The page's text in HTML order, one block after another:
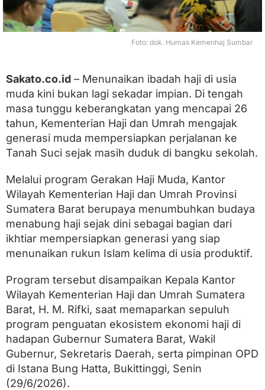
a
p
i
A
e
n
H
a
j
i
2
T
a
h
u
n
,
A
a
S
i
s
w
a
a
b
u
n
Foto: dok. Humas Kemenhaj Sumbar
Sakato.co.id – Menunaikan ibadah haji di usia
muda kini bukan lagi sekadar impian. Di tengah
masa tunggu keberangkatan yang mencapai 26
tahun, Kementerian Haji dan Umrah mengajak
generasi muda mempersiapkan perjalanan ke
Tanah Suci sejak masih duduk di bangku sekolah.
Melalui program Gerakan Haji Muda, Kantor
Wilayah Kementerian Haji dan Umrah Provinsi
Sumatera Barat berupaya menumbuhkan budaya
menabung haji sejak dini sebagai bagian dari
ikhtiar mempersiapkan generasi yang siap
menunaikan rukun Islam kelima di usia produktif.
Program tersebut disampaikan Kepala Kantor
Wilayah Kementerian Haji dan Umrah Sumatera
Barat, H. M. Rifki, saat memaparkan sepuluh
program penguatan ekosistem ekonomi haji di
hadapan Gubernur Sumatera Barat, Wakil
Gubernur, Sekretaris Daerah, serta pimpinan OPD
di Istana Bung Hatta, Bukittinggi, Senin
(29/6/2026).